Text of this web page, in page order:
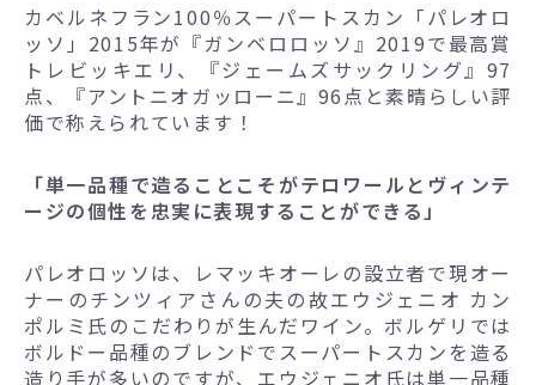
カベルネフラン100％スーパートスカン「パレオロ
ッソ」2015年が『ガンベロロッソ』2019で最高賞
トレビッキエリ、『ジェームズサックリング』97
点、『アントニオガッローニ』96点と素晴らしい評
価で称えられています！
「単一品種で造ることこそがテロワールとヴィンテ
ージの個性を忠実に表現することができる」
パレオロッソは、レマッキオーレの設立者で現オー
ナーのチンツィアさんの夫の故エウジェニオ カン
ポルミ氏のこだわりが生んだワイン。ボルゲリでは
ボルドー品種のブレンドでスーパートスカンを造る
造り手が多いのですが、エウジェニオ氏は単一品種